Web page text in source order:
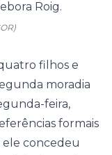
filhos e
moradia
feira,
formais
concedeu